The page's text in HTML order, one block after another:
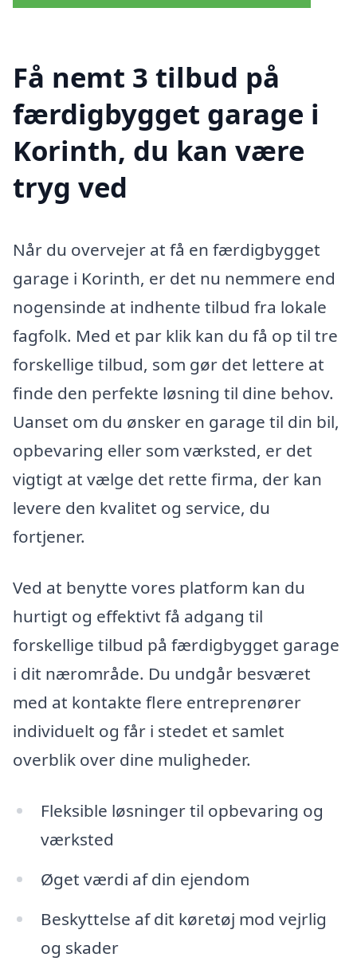
Få nemt 3 tilbud på
færdigbygget garage i
Korinth, du kan være
tryg ved
Når du overvejer at få en færdigbygget
garage i Korinth, er det nu nemmere end
nogensinde at indhente tilbud fra lokale
fagfolk. Med et par klik kan du få op til tre
forskellige tilbud, som gør det lettere at
finde den perfekte løsning til dine behov.
Uanset om du ønsker en garage til din bil,
opbevaring eller som værksted, er det
vigtigt at vælge det rette firma, der kan
levere den kvalitet og service, du
fortjener.
Ved at benytte vores platform kan du
hurtigt og effektivt få adgang til
forskellige tilbud på færdigbygget garage
i dit nærområde. Du undgår besværet
med at kontakte flere entreprenører
individuelt og får i stedet et samlet
overblik over dine muligheder.
Fleksible løsninger til opbevaring og
værksted
Øget værdi af din ejendom
Beskyttelse af dit køretøj mod vejrlig
og skader